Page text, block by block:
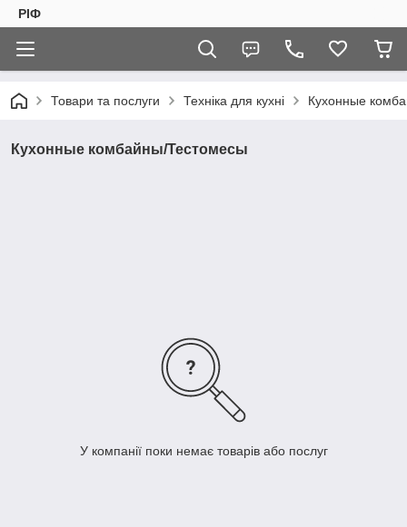
РІФ
Товари та послуги Техніка для кухні Кухонные
Кухонные комбайны/Тестомесы
У компанії поки немає товарів або послуг